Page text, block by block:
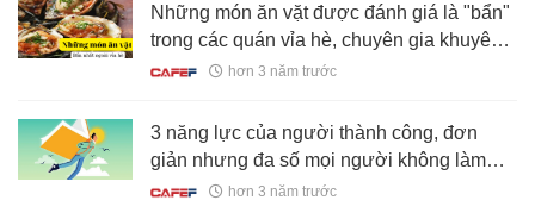
Những món ăn vặt được đánh giá là "bẩn"
trong các quán vỉa hè, chuyên gia khuyên
tránh ăn
hơn 3 năm trước
3 năng lực của người thành công, đơn
giản nhưng đa số mọi người không làm
được
hơn 3 năm trước